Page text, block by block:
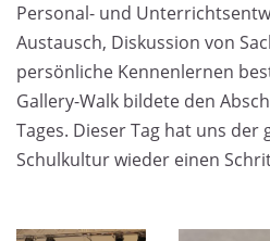
Personal- und
Austausch, Diskussion von
persönliche Kennenlernen
Gallery-Walk bildete den
Tages. Dieser Tag hat uns der
Schulkultur wieder einen